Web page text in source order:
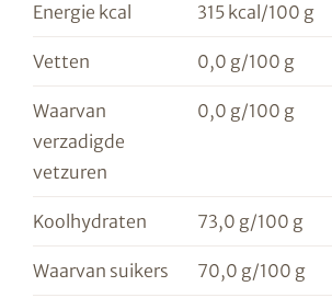
Energie kcal 315 kcal/100 g
Vetten 0,0 g/100 g
Waarvan
verzadigde
vetzuren
0,0 g/100 g
Koolhydraten 73,0 g/100 g
Waarvan suikers 70,0 g/100 g